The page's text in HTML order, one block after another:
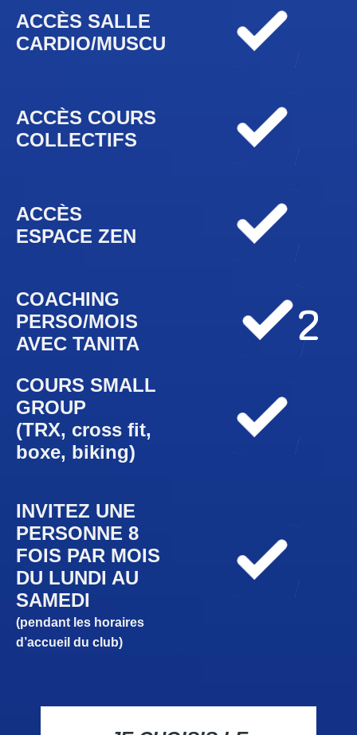
ACCÈS SALLE
CARDIO/MUSCU
ACCÈS COURS
COLLECTIFS
ACCÈS
ESPACE ZEN
COACHING
PERSO/MOIS
AVEC TANITA
COURS SMALL
GROUP
(TRX, cross fit,
boxe, biking)
INVITEZ UNE
PERSONNE 8
FOIS PAR MOIS
DU LUNDI AU
SAMEDI
(pendant les horaires
d’accueil du club)